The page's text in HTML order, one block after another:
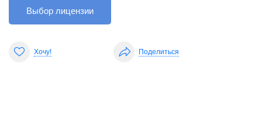
Выбор лицензии
Хочу! Поделиться